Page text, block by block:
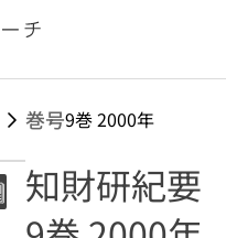
巻号9巻 2000年
知財研紀要